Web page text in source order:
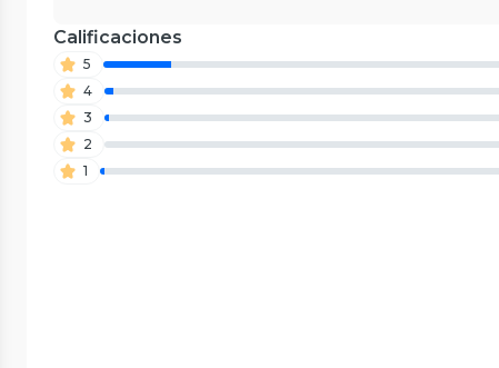
Calificaciones
5
4
3
2
1